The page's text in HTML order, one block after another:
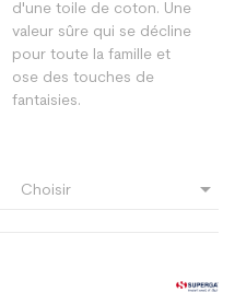
d'une toile de coton. Une
valeur sûre qui se décline
pour toute la famille et
ose des touches de
fantaisies.
Choisir 